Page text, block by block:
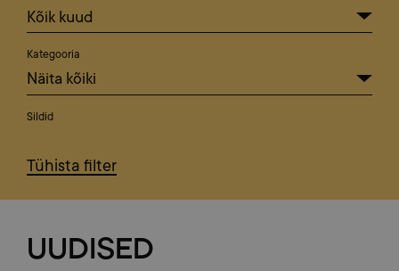
Kategooria
Sildid
Tühista filter
UUDISED